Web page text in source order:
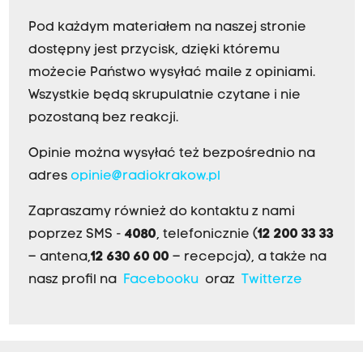
Pod każdym materiałem na naszej stronie
dostępny jest przycisk, dzięki któremu
możecie Państwo wysyłać maile z opiniami.
Wszystkie będą skrupulatnie czytane i nie
pozostaną bez reakcji.
Opinie można wysyłać też bezpośrednio na
adres opinie@radiokrakow.pl
Zapraszamy również do kontaktu z nami
poprzez SMS - 4080, telefonicznie (12 200 33 33
– antena,12 630 60 00 – recepcja), a także na
nasz profil na Facebookuoraz Twitterze